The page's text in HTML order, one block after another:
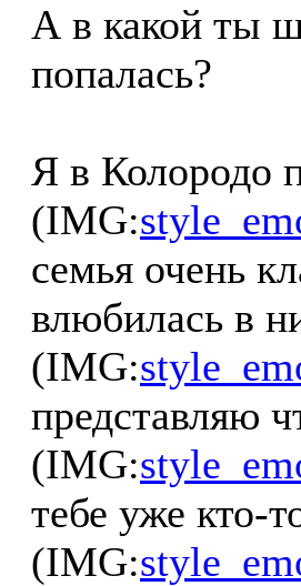
А в какой ты
попалась?
Я в Колородо
(IMG:
семья очень
влюбилась в
(IMG:
представляю
(IMG:
тебе уже кто-
(IMG: